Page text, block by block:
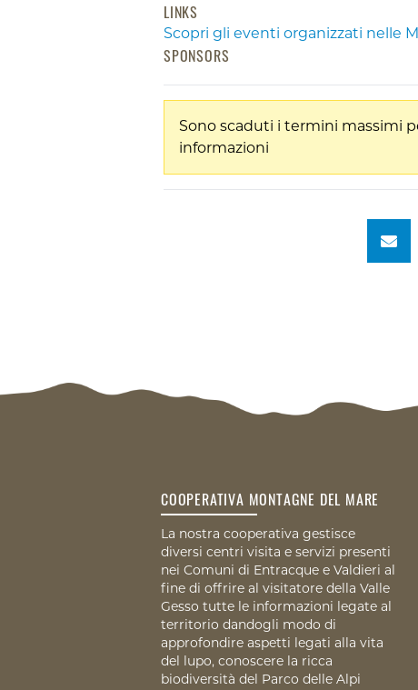
LINKS
Scopri gli eventi organizzati nelle
SPONSORS
Sono scaduti i termini massimi
informazioni
COOPERATIVA MONTAGNE DEL MARE
La nostra cooperativa gestisce
diversi centri visita e servizi presenti
nei Comuni di Entracque e Valdieri al
fine di offrire al visitatore della Valle
Gesso tutte le informazioni legate al
territorio dandogli modo di
approfondire aspetti legati alla vita
del lupo, conoscere la ricca
biodiversità del Parco delle Alpi